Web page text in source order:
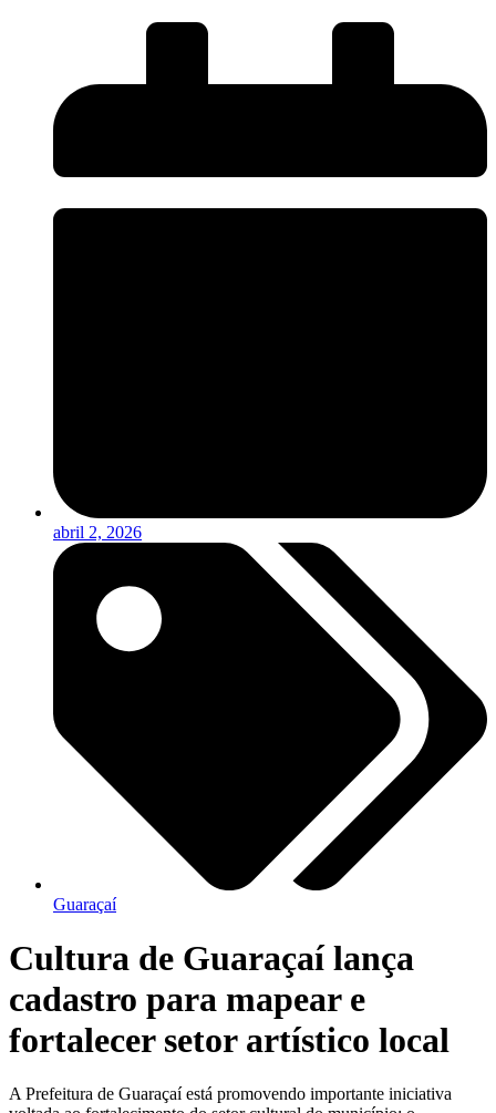
abril 2, 2026
Guaraçaí
Cultura de Guaraçaí lança
cadastro para mapear e
fortalecer setor artístico local
A Prefeitura de Guaraçaí está promovendo importante iniciativa